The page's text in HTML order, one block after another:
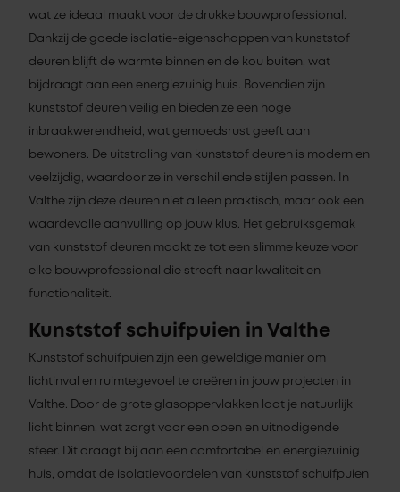
wat ze ideaal maakt voor de drukke bouwprofessional.
Dankzij de goede isolatie-eigenschappen van kunststof
deuren blijft de warmte binnen en de kou buiten, wat
bijdraagt aan een energiezuinig huis. Bovendien zijn
kunststof deuren veilig en bieden ze een hoge
inbraakwerendheid, wat gemoedsrust geeft aan
bewoners. De uitstraling van kunststof deuren is modern en
veelzijdig, waardoor ze in verschillende stijlen passen. In
Valthe zijn deze deuren niet alleen praktisch, maar ook een
waardevolle aanvulling op jouw klus. Het gebruiksgemak
van kunststof deuren maakt ze tot een slimme keuze voor
elke bouwprofessional die streeft naar kwaliteit en
functionaliteit.
Kunststof schuifpuien in Valthe
Kunststof schuifpuien zijn een geweldige manier om
lichtinval en ruimtegevoel te creëren in jouw projecten in
Valthe. Door de grote glasoppervlakken laat je natuurlijk
licht binnen, wat zorgt voor een open en uitnodigende
sfeer. Dit draagt bij aan een comfortabel en energiezuinig
huis, omdat de isolatievoordelen van kunststof schuifpuien